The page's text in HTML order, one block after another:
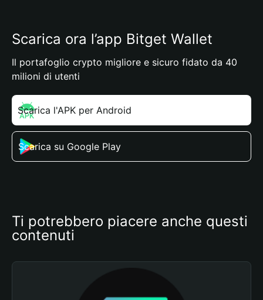
Scarica ora l’app Bitget Wallet
Il portafoglio crypto migliore e sicuro fidato da 40
milioni di utenti
Scarica l'APK per Android
Scarica su Google Play
Ti potrebbero piacere anche questi
contenuti